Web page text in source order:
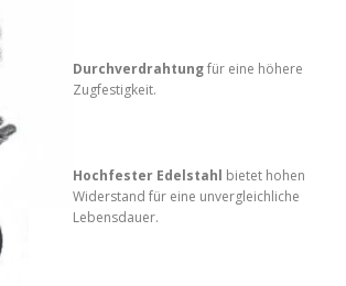
Durchverdrahtungfür eine höhere
Zugfestigkeit.
Hochfester Edelstahl bietet hohen
Widerstand für eine unvergleichliche
Lebensdauer.